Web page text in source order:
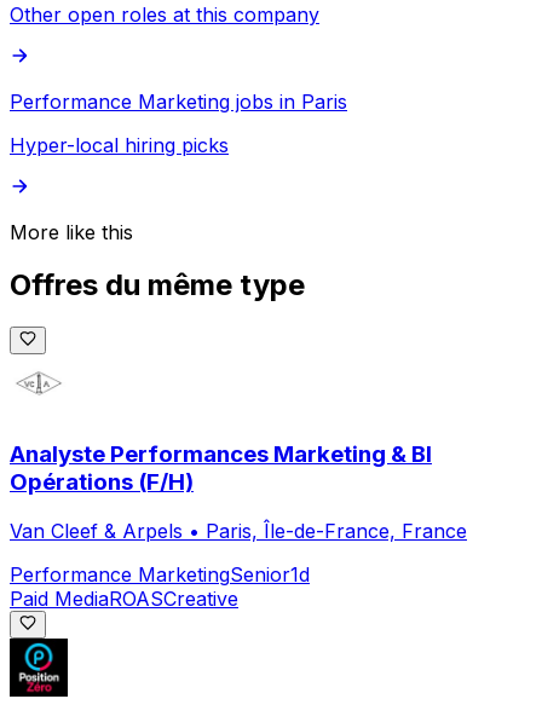
Other open roles at this company
Performance Marketing jobs in Paris
Hyper-local hiring picks
More like this
Offres du même type
Analyste Performances Marketing & BI
Opérations (F/H)
Van Cleef & Arpels • Paris, Île-de-France, France
Performance MarketingSenior1d
Paid MediaROASCreative